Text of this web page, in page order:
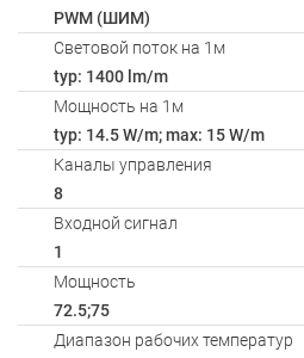
PWM (ШИМ)
Световой поток на 1м
typ: 1400 lm/m
Мощность на 1м
typ: 14.5 W/m; max: 15 W/m
Каналы управления
8
Входной сигнал
1
Мощность
72.5;75
Диапазон рабочих температур